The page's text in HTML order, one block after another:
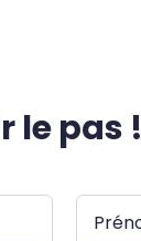
le pas !